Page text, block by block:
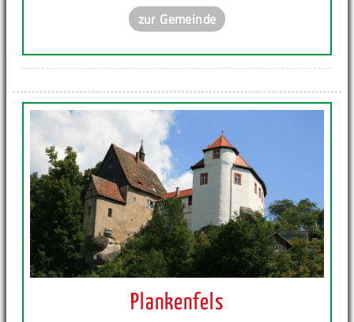
zur Gemeinde
Plankenfels